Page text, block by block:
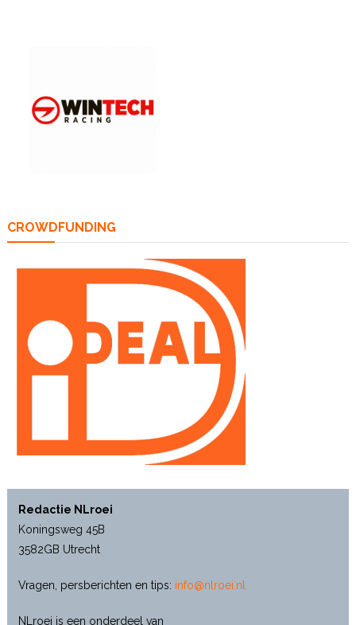
CROWDFUNDING
Redactie NLroei
Koningsweg 45B
3582GB Utrecht
Vragen, persberichten en tips: info@nlroei.nl
NLroei is een onderdeel van